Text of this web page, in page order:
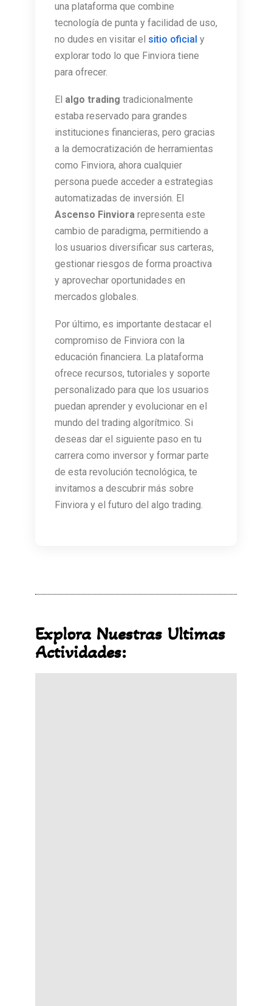
una plataforma que combine
tecnología de punta y facilidad de uso,
no dudes en visitar el sitio oficial y
explorar todo lo que Finviora tiene
para ofrecer.
El algo trading tradicionalmente
estaba reservado para grandes
instituciones financieras, pero gracias
a la democratización de herramientas
como Finviora, ahora cualquier
persona puede acceder a estrategias
automatizadas de inversión. El
Ascenso Finviora representa este
cambio de paradigma, permitiendo a
los usuarios diversificar sus carteras,
gestionar riesgos de forma proactiva
y aprovechar oportunidades en
mercados globales.
Por último, es importante destacar el
compromiso de Finviora con la
educación financiera. La plataforma
ofrece recursos, tutoriales y soporte
personalizado para que los usuarios
puedan aprender y evolucionar en el
mundo del trading algorítmico. Si
deseas dar el siguiente paso en tu
carrera como inversor y formar parte
de esta revolución tecnológica, te
invitamos a descubrir más sobre
Finviora y el futuro del algo trading.
Explora Nuestras Ultimas
Actividades: